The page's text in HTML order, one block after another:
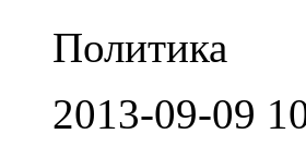
Политика
2013-09-09